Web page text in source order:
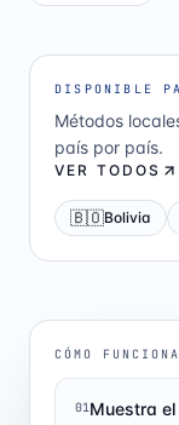
DISPONIBLE
Métodos
país por país.
VER TODOS
🇧🇴Bolivia
CÓMO FUNCIONA
01Muestra